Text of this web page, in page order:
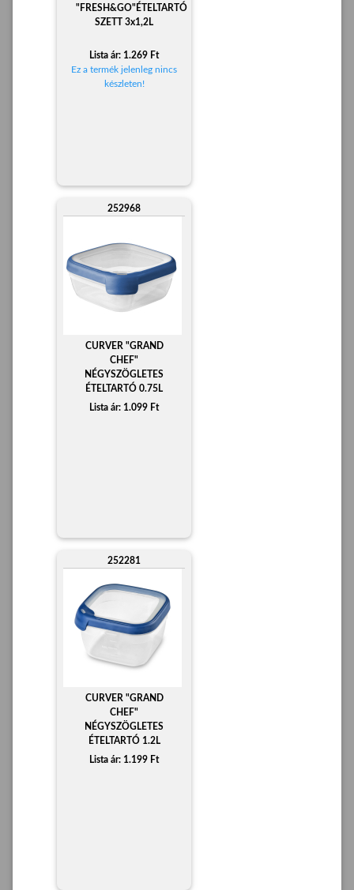
"FRESH&GO"ÉTELTARTÓ
SZETT 3x1,2L
Lista ár: 1.269 Ft
Ez a termék jelenleg nincs
készleten!
252968
CURVER "GRAND
CHEF"
NÉGYSZÖGLETES
ÉTELTARTÓ 0.75L
Lista ár: 1.099 Ft
252281
CURVER "GRAND
CHEF"
NÉGYSZÖGLETES
ÉTELTARTÓ 1.2L
Lista ár: 1.199 Ft